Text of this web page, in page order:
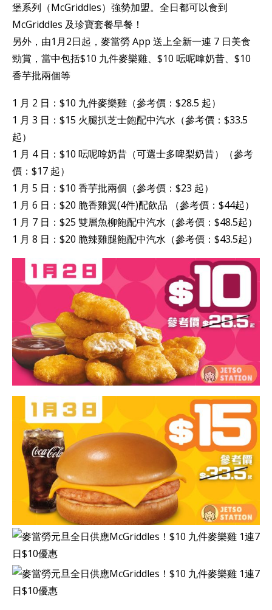
堡系列（McGriddles）強勢加盟。全日都可以食到
McGriddles 及珍寶套餐早餐！
另外，由1月2日起，麥當勞 App 送上全新一連 7 日美食
勁賞，當中包括$10 九件麥樂雞、$10 呍呢嗱奶昔、$10
香芋批兩個等
1 月 2 日：$10 九件麥樂雞（參考價：$28.5 起）
1 月 3 日：$15 火腿扒芝士飽配中汽水（參考價：$33.5
起）
1 月 4 日：$10 呍呢嗱奶昔（可選士多啤梨奶昔）（參考
價：$17 起）
1 月 5 日：$10 香芋批兩個（參考價：$23 起）
1 月 6 日：$20 脆香雞翼(4件)配飲品 （參考價：$44起）
1 月 7 日：$25 雙層魚柳飽配中汽水（參考價：$48.5起）
1 月 8 日：$20 脆辣雞腿飽配中汽水（參考價：$43.5起）